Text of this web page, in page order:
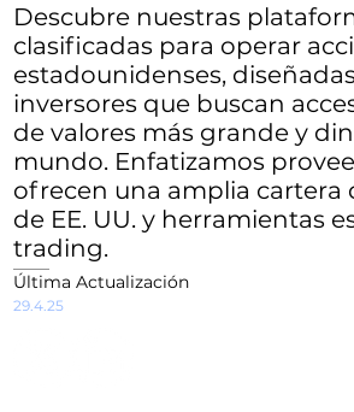
Descubre nuestras
clasificadas para operar
estadounidenses,
inversores que buscan
de valores más grande y
mundo. Enfatizamos
ofrecen una amplia cartera
de EE. UU. y herramientas
trading.
Última Actualización
29.4.25